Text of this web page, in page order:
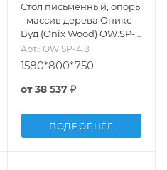
Стол письменный, опоры
- массив дерева Оникс
Вуд (Onix Wood) OW.SP-
4.8
Арт.: OW.SP-4.8
1580*800*750
от38 537 ₽
ПОДРОБНЕЕ